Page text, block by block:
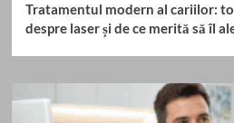
Tratamentul modern al cariilor:
despre laser și de ce merită să îl